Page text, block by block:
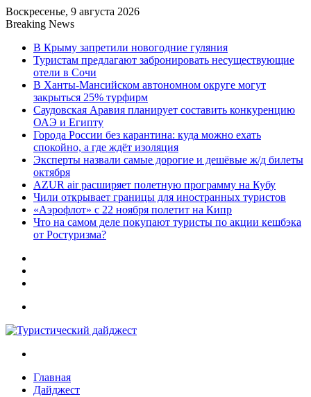
Воскресенье, 9 августа 2026
Breaking News
В Крыму запретили новогодние гуляния
Туристам предлагают забронировать несуществующие
отели в Сочи
В Ханты-Мансийском автономном округе могут
закрыться 25% турфирм
Саудовская Аравия планирует составить конкуренцию
ОАЭ и Египту
Города России без карантина: куда можно ехать
спокойно, а где ждёт изоляция
Эксперты назвали самые дорогие и дешёвые ж/д билеты
октября
AZUR air расширяет полетную программу на Кубу
Чили открывает границы для иностранных туристов
«Аэрофлот» с 22 ноября полетит на Кипр
Что на самом деле покупают туристы по акции кешбэка
от Ростуризма?
Главная
Дайджест